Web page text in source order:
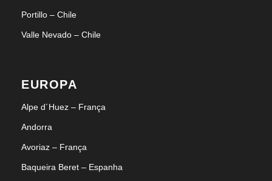
Portillo – Chile
Valle Nevado – Chile
EUROPA
Alpe d´Huez – França
Andorra
Avoriaz – França
Baqueira Beret – Espanha